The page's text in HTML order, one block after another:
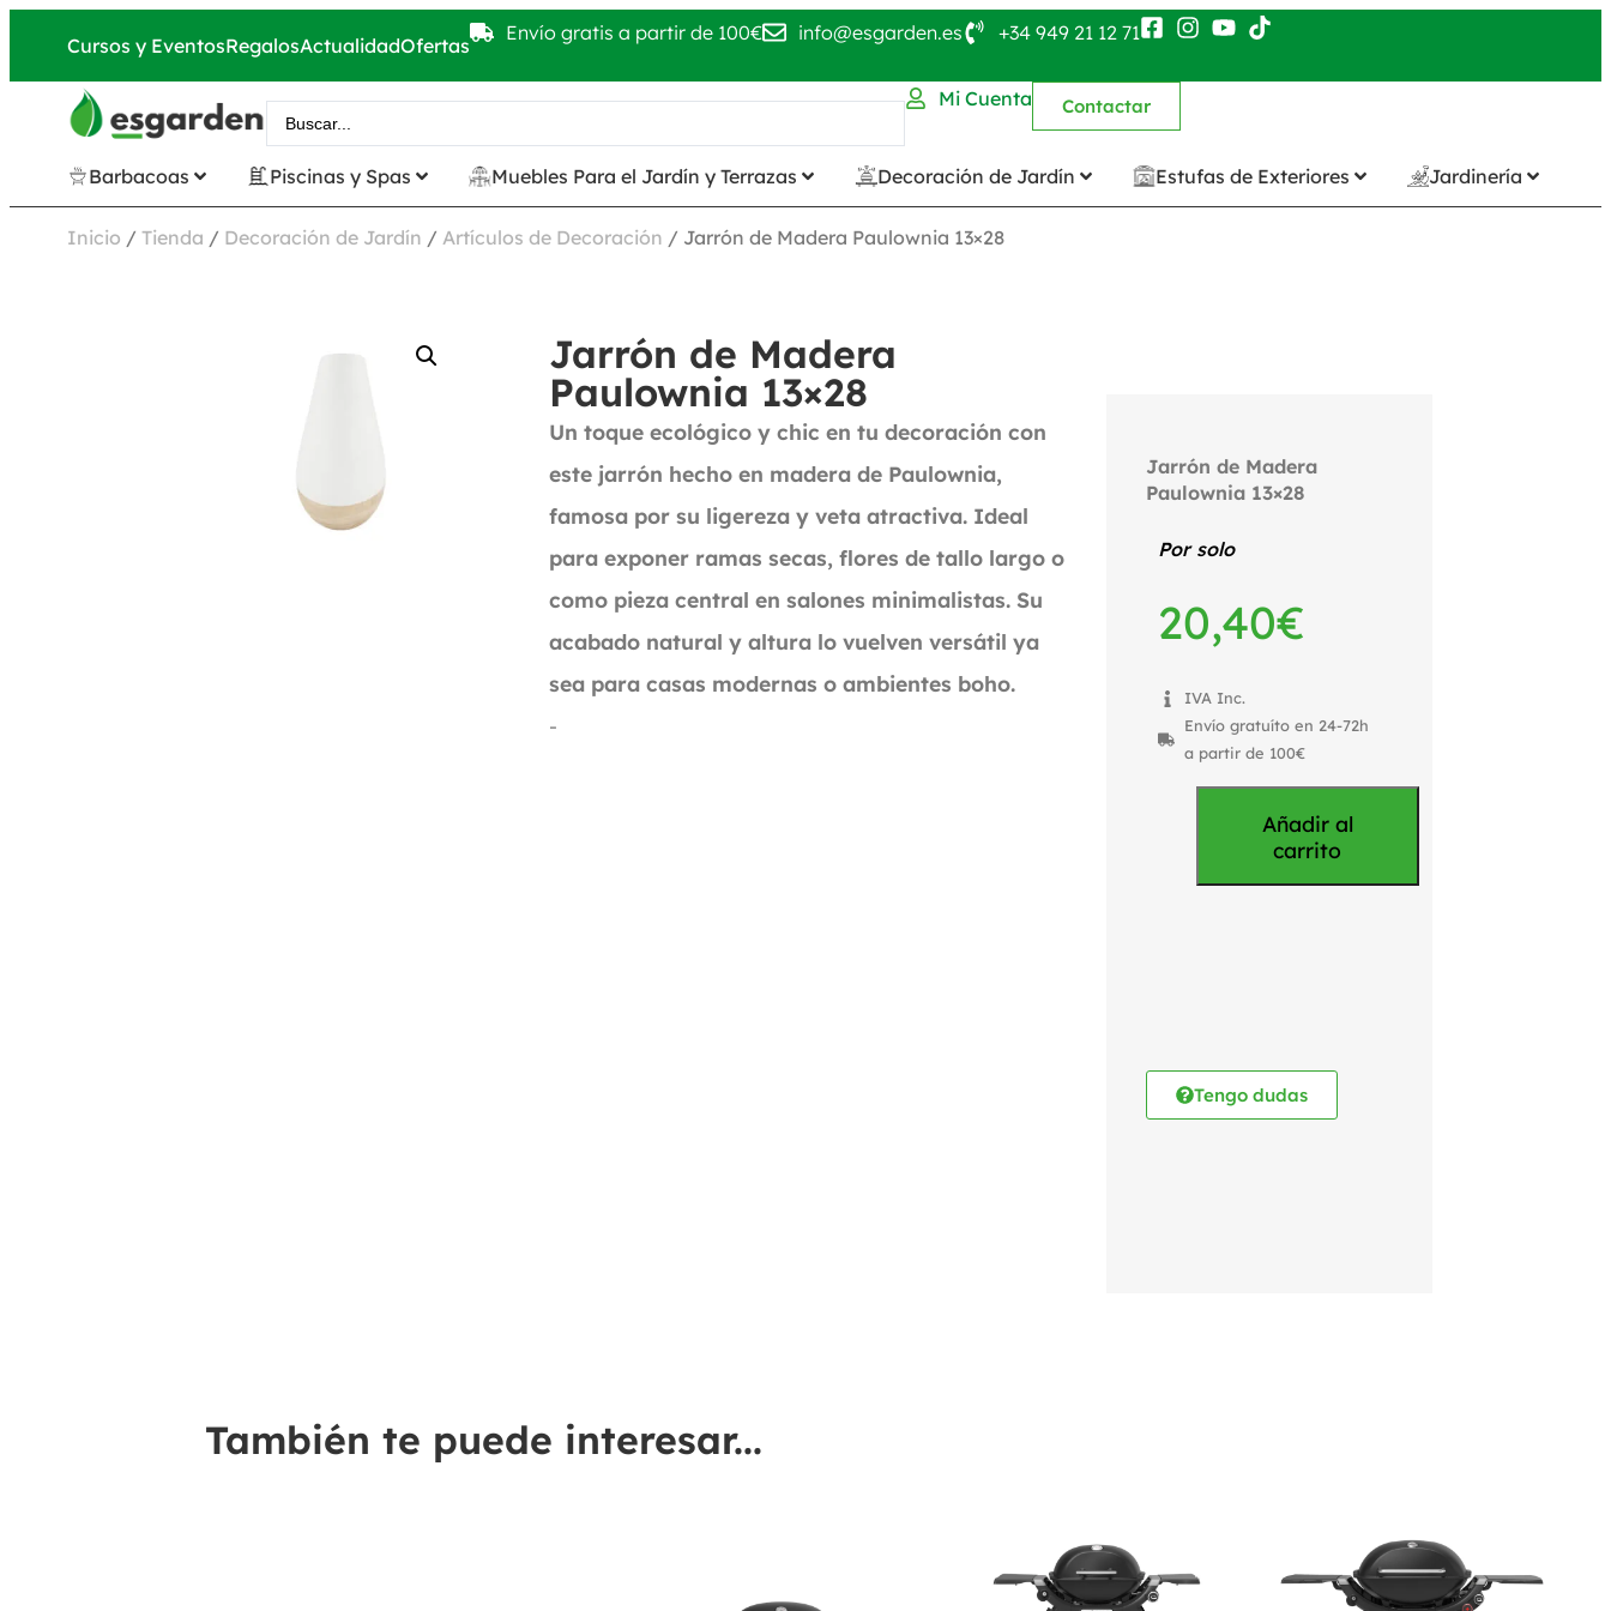
Cursos y EventosRegalosActualidadOfertas
Envío gratis a partir de 100€ info@esgarden.es +34 949 21 12 71
Mi Cuenta Contactar
Barbacoas Piscinas y Spas Muebles Para el Jardín y Terrazas Decoración de Jardín Estufas de Exteriores Jardinería
Inicio / Tienda / Decoración de Jardín / Artículos de Decoración / Jarrón de Madera Paulownia 13×28
Jarrón de Madera
Paulownia 13×28
Un toque ecológico y chic en tu decoración con
este jarrón hecho en madera de Paulownia,
famosa por su ligereza y veta atractiva. Ideal
para exponer ramas secas, flores de tallo largo o
como pieza central en salones minimalistas. Su
acabado natural y altura lo vuelven versátil ya
sea para casas modernas o ambientes boho.
-
Jarrón de Madera
Paulownia 13×28
Por solo
20,40€
IVA Inc.
Envío gratuíto en 24-72h
a partir de 100€
Añadir al
carrito
Tengo dudas
También te puede interesar...